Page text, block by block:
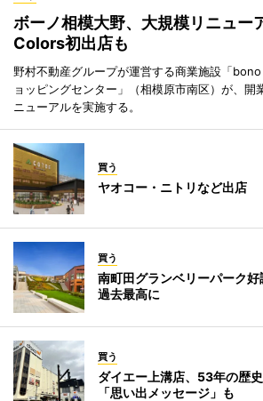
ボーノ相模大野、大規模リニュ
Colors初出店も
野村不動産グループが運営する商業施設「
ョッピングセンター」（相模原市南区）が、開
ニューアルを実施する。
買う
ヤオコー・ニトリなど出店
買う
南町田グランベリーパーク
過去最高に
買う
ダイエー上溝店、53年の歴
「思い出メッセージ」も